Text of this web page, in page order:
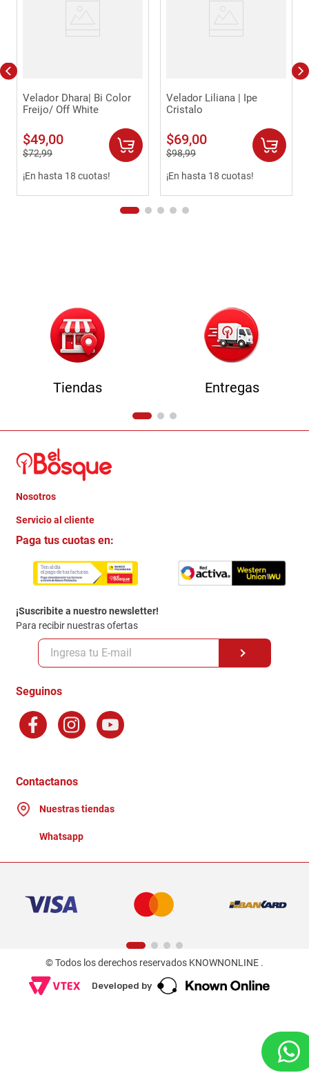
Velador Dhara| Bi Color
Freijo/ Off White
$49,00
$72,99
¡En hasta 18 cuotas!
Velador Liliana | Ipe
Cristalo
$69,00
$98,99
¡En hasta 18 cuotas!
Tiendas Entregas
Nosotros
Quienes somos
Trabaja con Nosotros
Contacto
Servicio al cliente
Crédito Directo
Garantia
Politica de Privacidad
Políticas y condiciones GiftCard
Formas de Pago
Terminos y Condiciones
Factura Electronica
Ganadores - Promociones
Paga tus cuotas en:
¡Suscribite a nuestro newsletter!
Para recibir nuestras ofertas
Seguinos
Contactanos
Nuestras tiendas
Whatsapp
© Todos los derechos reservados KNOWNONLINE .
Developed by